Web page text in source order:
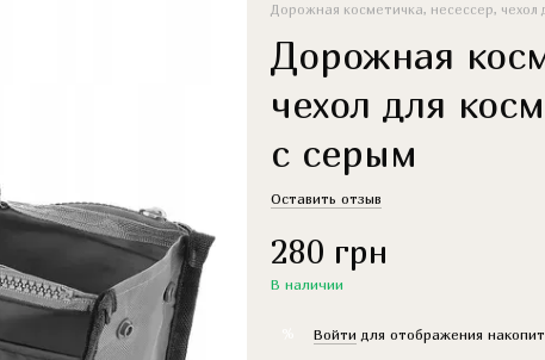
Дорожная косметичка, несессер,
Дорожная
чехол для
с серым
Оставить отзыв
280 грн
В наличии
Войти для отображения